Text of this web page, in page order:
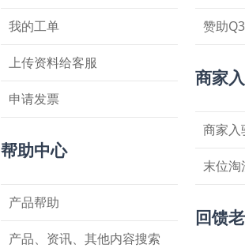
我的工单
上传资料给客服
申请发票
帮助中心
产品帮助
产品、资讯、其他内容搜索
赞助
商家
商家入
末位淘
回馈